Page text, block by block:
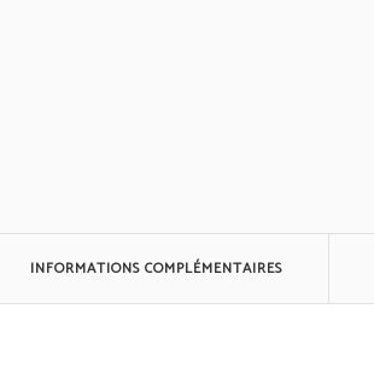
INFORMATIONS COMPLÉMENTAIRES